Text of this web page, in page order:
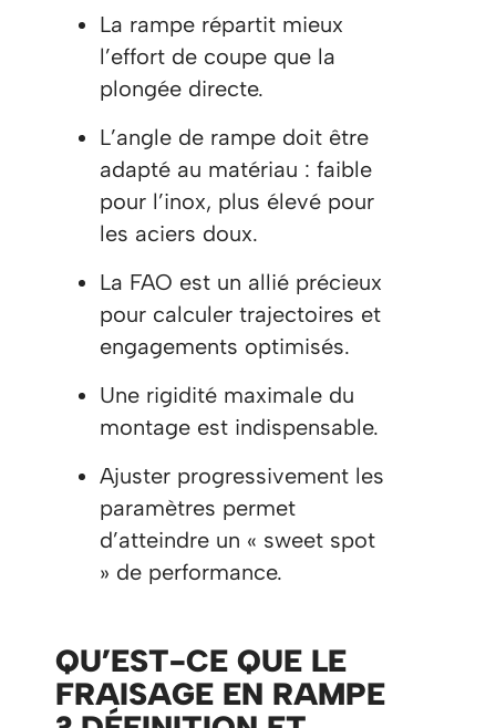
La rampe répartit mieux
l’effort de coupe que la
plongée directe.
L’angle de rampe doit être
adapté au matériau : faible
pour l’inox, plus élevé pour
les aciers doux.
La FAO est un allié précieux
pour calculer trajectoires et
engagements optimisés.
Une rigidité maximale du
montage est indispensable.
Ajuster progressivement les
paramètres permet
d’atteindre un « sweet spot
» de performance.
QU’EST-CE QUE LE
FRAISAGE EN RAMPE